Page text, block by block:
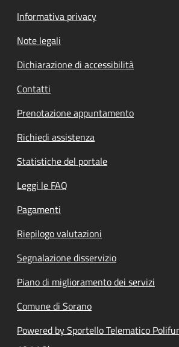
Informativa privacy
Note legali
Dichiarazione di accessibilità
Contatti
Prenotazione appuntamento
Richiedi assistenza
Statistiche del portale
Leggi le FAQ
Pagamenti
Riepilogo valutazioni
Segnalazione disservizio
Piano di miglioramento dei servizi
Comune di Sorano
Powered by Sportello Telematico